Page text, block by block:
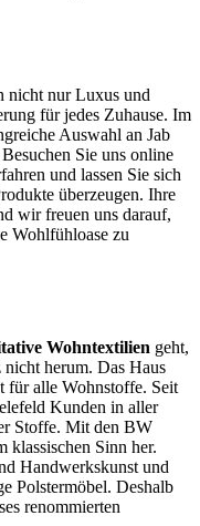
nicht nur Luxus und
für jedes Zuhause. Im
Auswahl an Jab
Sie uns online
und lassen Sie sich
überzeugen. Ihre
wir freuen uns darauf,
Wohlfühloase zu
Wohntextilien geht,
herum. Das Haus
für alle Wohnstoffe. Seit
Kunden in aller
Stoffe. Mit den BW
klassischen Sinn her.
Handwerkskunst und
Polstermöbel. Deshalb
renommierten